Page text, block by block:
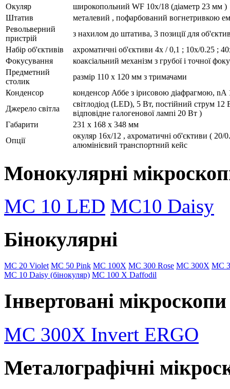
Окуляр
широкопольний WF 10х/18 (діаметр 23 мм )
Штатив
металевий , пофарбований вогнетривкою
Револьверний
пристрій
з нахилом до штатива, 3 позиції для
Набір об'єктивів
ахроматичні об'єктиви 4х / 0,1 ; 10x/0.25 ;
Фокусування
коаксіальний механізм з грубої і точної
Предметний
столик
размір 110 x 120 мм з тримачами
Конденсор
конденсор Аббе з ірисовою діафрагмою, nA
Джерело світла
світлодіод (LED), 5 Вт, постійний струм 12
відповідне галогенової лампі 20 Вт )
Габарити
231 x 168 x 348 мм
Опції
окуляр 16x/12 , ахроматичні об'єктиви (
алюмінієвий транспортний кейс
Монокулярні
MC 10 LED MC10 Daisy
Бінокулярні
MC 20 Violet MC 50 Pink МC 100X МC 300 Rose МC 300X MC
MC 10 Daisy (бінокуляр) MC 100 Х Daffodil
Інвертовані мікроскопи
MC 300X Invert ERGO
Металографічні